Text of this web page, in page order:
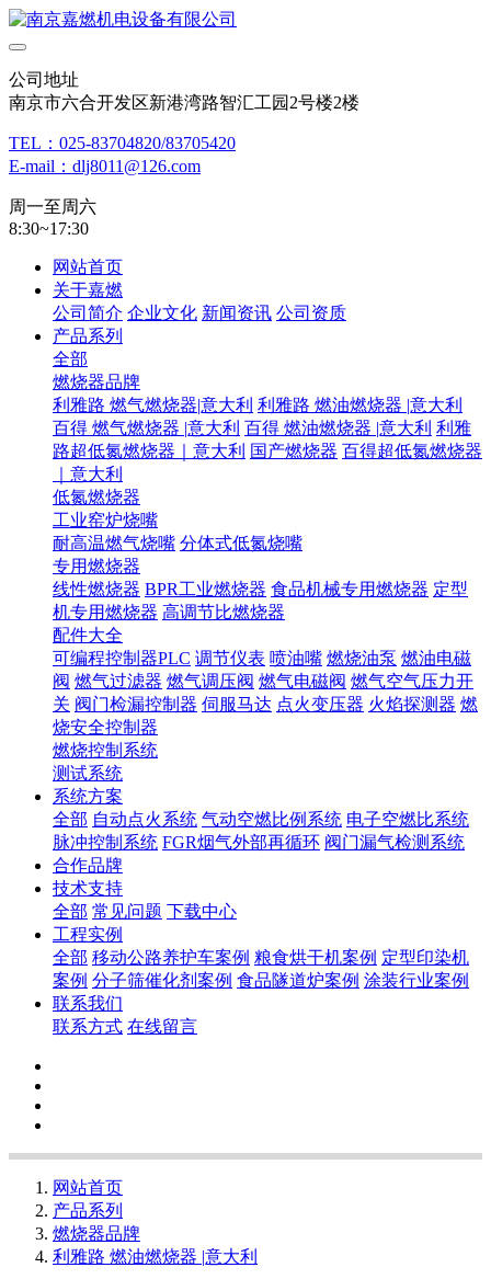
公司地址
南京市六合开发区新港湾路智汇工园2号楼2楼
TEL：025-83704820/83705420
E-mail：dlj8011@126.com
周一至周六
8:30~17:30
网站首页
关于嘉燃
公司简介 企业文化 新闻资讯 公司资质
产品系列
全部
燃烧器品牌
利雅路 燃气燃烧器|意大利 利雅路 燃油燃烧器 |意大利
百得 燃气燃烧器 |意大利 百得 燃油燃烧器 |意大利 利雅
路超低氮燃烧器｜意大利 国产燃烧器 百得超低氮燃烧器
｜意大利
低氮燃烧器
工业窑炉烧嘴
耐高温燃气烧嘴 分体式低氮烧嘴
专用燃烧器
线性燃烧器 BPR工业燃烧器 食品机械专用燃烧器 定型
机专用燃烧器 高调节比燃烧器
配件大全
可编程控制器PLC 调节仪表 喷油嘴 燃烧油泵 燃油电磁
阀 燃气过滤器 燃气调压阀 燃气电磁阀 燃气空气压力开
关 阀门检漏控制器 伺服马达 点火变压器 火焰探测器 燃
烧安全控制器
燃烧控制系统
测试系统
系统方案
全部 自动点火系统 气动空燃比例系统 电子空燃比系统
脉冲控制系统 FGR烟气外部再循环 阀门漏气检测系统
合作品牌
技术支持
全部 常见问题 下载中心
工程实例
全部 移动公路养护车案例 粮食烘干机案例 定型印染机
案例 分子筛催化剂案例 食品隧道炉案例 涂装行业案例
联系我们
联系方式 在线留言
网站首页
产品系列
燃烧器品牌
利雅路 燃油燃烧器 |意大利